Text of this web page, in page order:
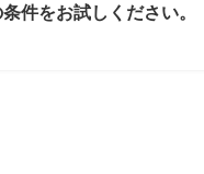
件をお試しください。